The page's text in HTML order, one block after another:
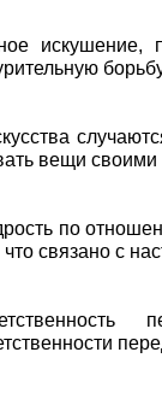
искушение,
вещи
по
что связано с